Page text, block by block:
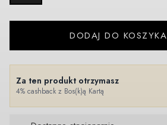
DODAJ DO KOSZYKA
Za ten produkt otrzymasz
4% cashback z Bos(k)ą Kartą